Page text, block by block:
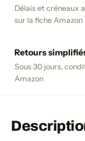
Délais et créneaux
sur la fiche Amazon
Retours
Sous 30 jours,
Amazon